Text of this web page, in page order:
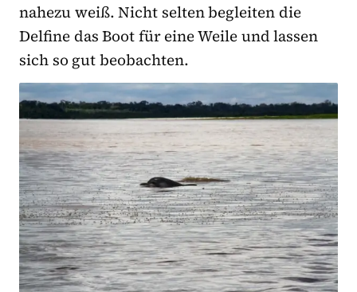
nahezu weiß. Nicht selten begleiten die
Delfine das Boot für eine Weile und lassen
sich so gut beobachten.